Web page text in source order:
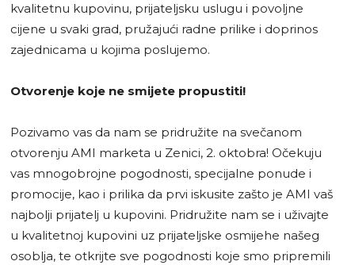
kvalitetnu kupovinu, prijateljsku uslugu i povoljne
cijene u svaki grad, pružajući radne prilike i doprinos
zajednicama u kojima poslujemo.
Otvorenje koje ne smijete propustiti!
Pozivamo vas da nam se pridružite na svečanom
otvorenju AMI marketa u Zenici, 2. oktobra! Očekuju
vas mnogobrojne pogodnosti, specijalne ponude i
promocije, kao i prilika da prvi iskusite zašto je AMI vaš
najbolji prijatelj u kupovini. Pridružite nam se i uživajte
u kvalitetnoj kupovini uz prijateljske osmijehe našeg
osoblja, te otkrijte sve pogodnosti koje smo pripremili